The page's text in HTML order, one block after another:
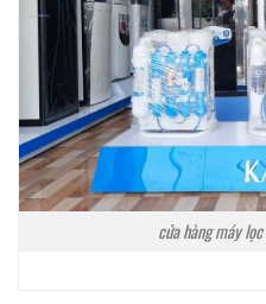
cửa hàng máy